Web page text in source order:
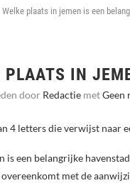
Welke plaats in jemen is een
PLAATS IN
door Redactie metGeen
4 letters die verwijst naar
is een belangrijke
met de